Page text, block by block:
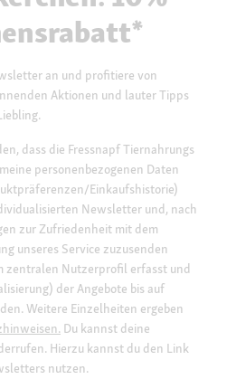
an und profitiere von
Aktionen und lauter Tipps
dass die Fressnapf Tiernahrungs
personenbezogenen Daten
Einkaufshistorie)
Newsletter und, nach
zur Zufriedenheit mit dem
unseres Service zuzusenden
zentralen Nutzerprofil erfasst und
der Angebote bis auf
Weitere Einzelheiten ergeben
Du kannst deine
Hierzu kannst du den Link
nutzen.